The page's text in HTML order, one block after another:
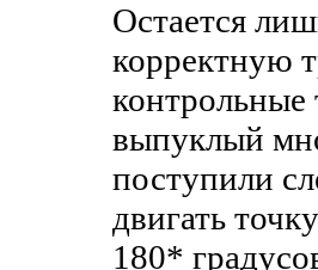
Остается
корректную
контрольные
выпуклый
поступили
двигать
180*